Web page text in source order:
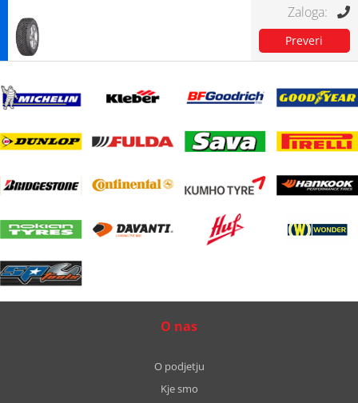
O nas
O podjetju
Kje smo